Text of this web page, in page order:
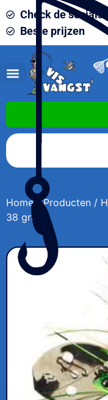
Check de socials
Beste prijzen
Home/Producten /
38 gram